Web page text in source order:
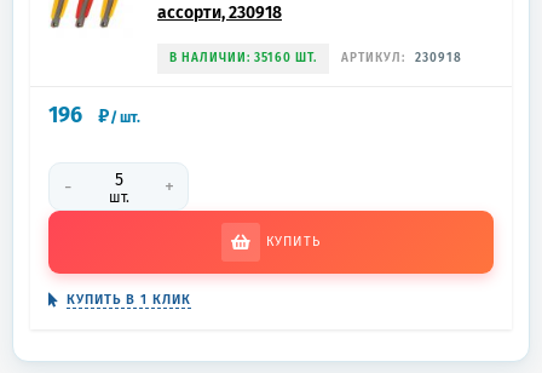
ассорти, 230918
В НАЛИЧИИ: 35160 ШТ. АРТИКУЛ: 230918
196 ₽/шт.
- шт. +
КУПИТЬ
КУПИТЬ В 1 КЛИК